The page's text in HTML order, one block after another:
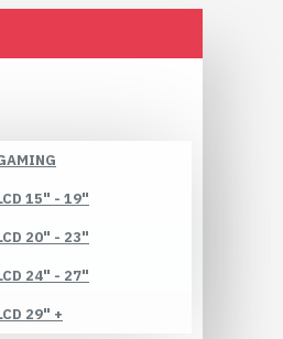
15" - 19"
20" - 23"
24" - 27"
29" +